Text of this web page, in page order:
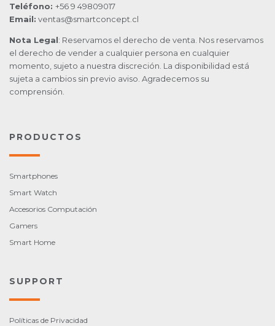
Teléfono: +56 9 49809017
Email: ventas@smartconcept.cl
Nota Legal: Reservamos el derecho de venta. Nos reservamos
el derecho de vender a cualquier persona en cualquier
momento, sujeto a nuestra discreción. La disponibilidad está
sujeta a cambios sin previo aviso. Agradecemos su
comprensión.
PRODUCTOS
Smartphones
Smart Watch
Accesorios Computación
Gamers
Smart Home
SUPPORT
Políticas de Privacidad